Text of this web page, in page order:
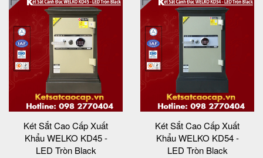
Két Sắt Cao Cấp Xuất
Khẩu WELKO KD45 -
LED Tròn Black
Két Sắt Cao Cấp Xuất
Khẩu WELKO KD54 -
LED Tròn Black